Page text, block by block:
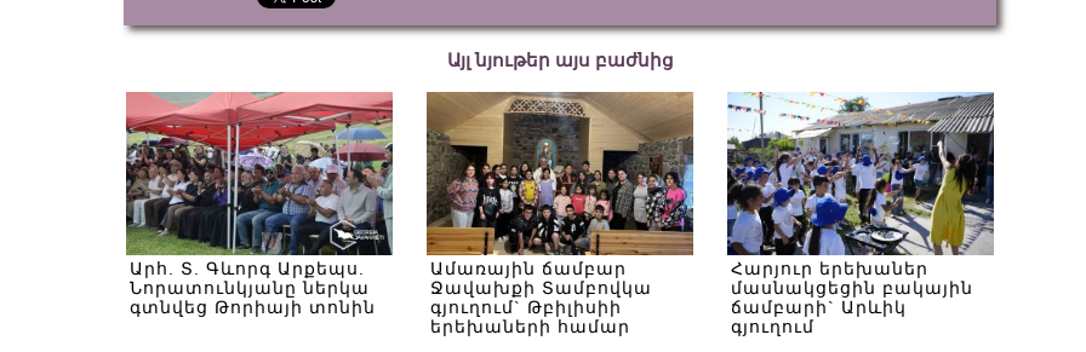
Այլ նյութեր այս բաժնից
Արհ. Տ. Գևորգ Արքեպս.
Նորատունկյանը ներկա
գտնվեց Թորիայի տոնին
Ամառային ճամբար
Ջավախքի Տամբովկա
գյուղում` Թբիլիսիի
երեխաների համար
Հարյուր երեխաներ
մասնակցեցին բակային
ճամբարի` Արևիկ
գյուղում